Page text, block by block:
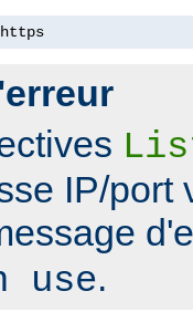
https
IP/port
use.